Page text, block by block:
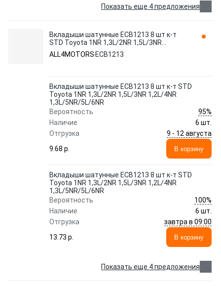
Показать еще 4 предложения
Вкладыши шатунные ECB1213 8 шт к-т
STD Toyota 1NR 1,3L/2NR 1,5L/3NR
1,2L/4NR 1,3L/5NR/5L/6NR ALL4MOTORS
ALL4MOTORS ECB1213
Вкладыши шатунные ECB1213 8 шт к-т STD
Toyota 1NR 1,3L/2NR 1,5L/3NR 1,2L/4NR
1,3L/5NR/5L/6NR
Вероятность
95%
Наличие
6 шт.
Отгрузка
9 - 12 августа
9.68 p.
В корзину
Вкладыши шатунные ECB1213 8 шт к-т STD
Toyota 1NR 1,3L/2NR 1,5L/3NR 1,2L/4NR
1,3L/5NR/5L/6NR
Вероятность
100%
Наличие
6 шт.
Отгрузка
завтра в 09:00
13.73 p.
В корзину
Показать еще 4 предложения